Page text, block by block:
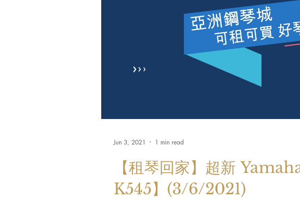
【租琴回家】超新
K545】(3/6/2021)
Jun 3, 2021 1 min read